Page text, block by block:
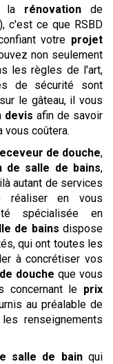
la rénovationde
), c'est ce que RSBD
votre projet
non seulement
les règles de l'art,
de sécurité sont
le gâteau, il vous
devis afin de savoir
vous coûtera.
de douche,
de salle de bains,
autant de services
en vous
spécialisée en
de bains dispose
qui ont toutes les
à concrétiser vos
douche que vous
concernant le prix
au préalable de
renseignements
salle de bainqui